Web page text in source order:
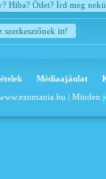
Hiba? Ötlet? Írd meg
szerkesztőnek itt!
Médiaajánlat
| Minden